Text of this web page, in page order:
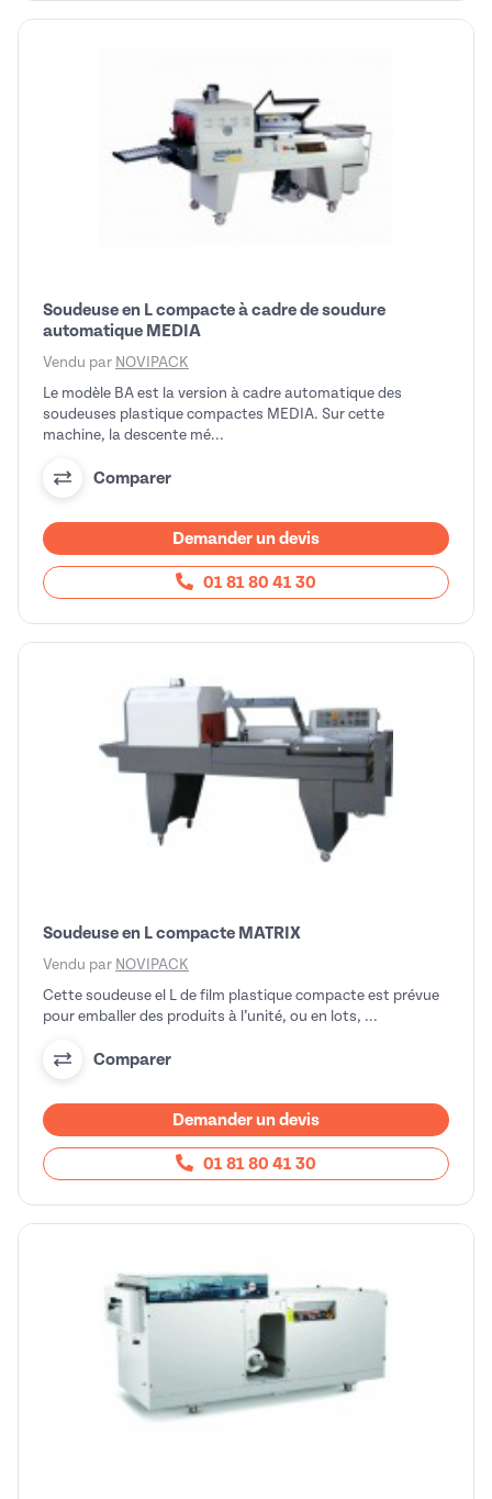
Soudeuse en L compacte à cadre de soudure
automatique MEDIA
Vendu par NOVIPACK
Le modèle BA est la version à cadre automatique des
soudeuses plastique compactes MEDIA. Sur cette
machine, la descente mé...
Comparer
Demander un devis
01 81 80 41 30
Soudeuse en L compacte MATRIX
Vendu par NOVIPACK
Cette soudeuse el L de film plastique compacte est prévue
pour emballer des produits à l’unité, ou en lots, ...
Comparer
Demander un devis
01 81 80 41 30